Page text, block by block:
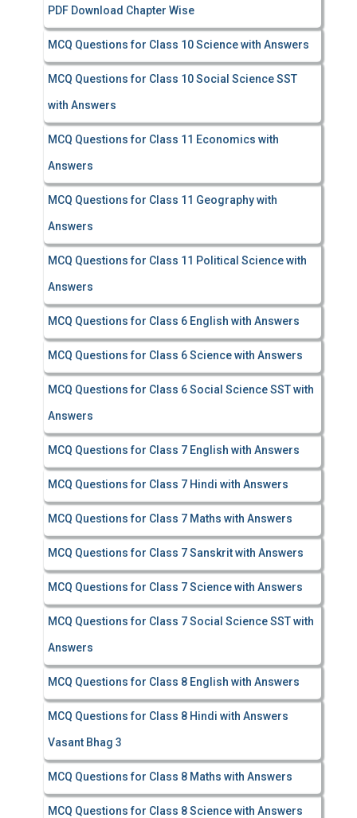
PDF Download Chapter Wise
MCQ Questions for Class 10 Science with Answers
MCQ Questions for Class 10 Social Science SST
with Answers
MCQ Questions for Class 11 Economics with
Answers
MCQ Questions for Class 11 Geography with
Answers
MCQ Questions for Class 11 Political Science with
Answers
MCQ Questions for Class 6 English with Answers
MCQ Questions for Class 6 Science with Answers
MCQ Questions for Class 6 Social Science SST with
Answers
MCQ Questions for Class 7 English with Answers
MCQ Questions for Class 7 Hindi with Answers
MCQ Questions for Class 7 Maths with Answers
MCQ Questions for Class 7 Sanskrit with Answers
MCQ Questions for Class 7 Science with Answers
MCQ Questions for Class 7 Social Science SST with
Answers
MCQ Questions for Class 8 English with Answers
MCQ Questions for Class 8 Hindi with Answers
Vasant Bhag 3
MCQ Questions for Class 8 Maths with Answers
MCQ Questions for Class 8 Science with Answers